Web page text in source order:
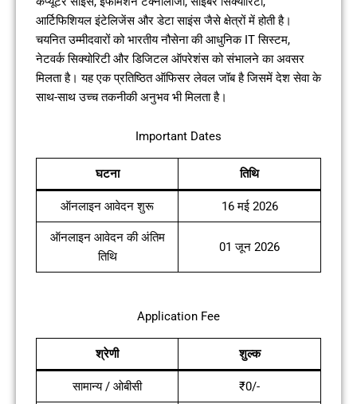
आर्टिफिशियल इंटेलिजेंस और डेटा साइंस जैसे क्षेत्रों में होती है।
चयनित उम्मीदवारों को भारतीय नौसेना की आधुनिक IT सिस्टम,
नेटवर्क सिक्योरिटी और डिजिटल ऑपरेशंस को संभालने का अवसर
मिलता है। यह एक प्रतिष्ठित ऑफिसर लेवल जॉब है जिसमें देश सेवा के
साथ-साथ उच्च तकनीकी अनुभव भी मिलता है।
Important Dates
घटना तिथि
ऑनलाइन आवेदन शुरू 16 मई 2026
ऑनलाइन आवेदन की अंतिम
तिथि
01 जून 2026
Application Fee
श्रेणी शुल्क
सामान्य / ओबीसी ₹0/-